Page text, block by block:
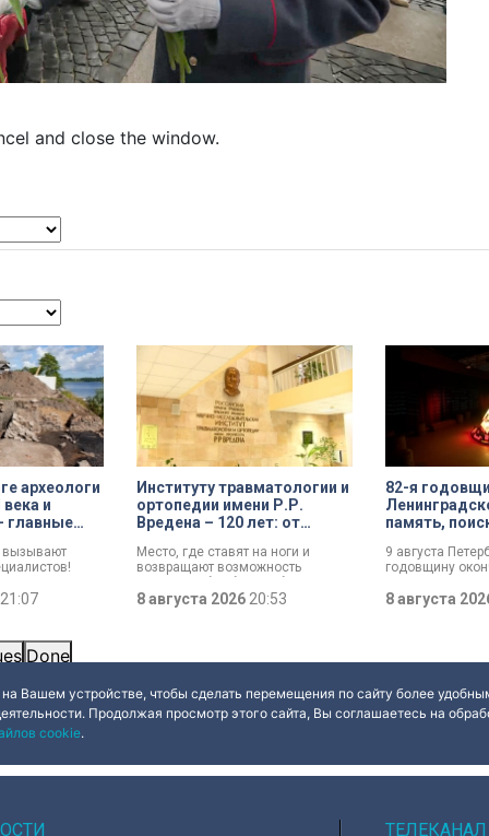
and close the window.
Done
археологи
и
главные
вызывают
боевой топор
году.
21:07
Институту травматологии и
ортопедии имени Р.Р.
Вредена – 120 лет: от
до передового
медицинского центра
Место, где ставят на ноги и
возвращают возможность
отмечает Институт травматологии
8 августа 2026 20:53
82-я
память,
9 августа
годовщину
воинской
8 августа
Вашем устройстве, чтобы сделать перемещения по сайту более
Продолжая просмотр этого сайта, Вы соглашаетесь на
cookie.
ТЕЛЕКАНАЛ